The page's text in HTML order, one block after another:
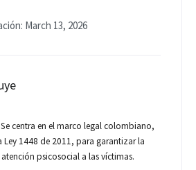
March 13, 2026
centra en el marco legal colombiano,
Ley 1448 de 2011, para garantizar la
psicosocial a las víctimas.